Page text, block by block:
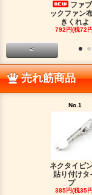
ファ
ックファン
きくれよ
792円(税72
<
売れ筋商品
No.1
ネクタイピ
貼り付けタ
プ
385円(税35